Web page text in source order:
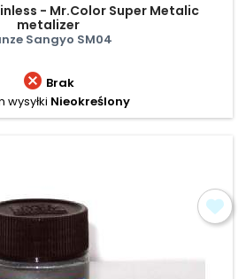
- Mr.Color Super Metalic
metalizer
Sangyo SM04
 Brak
wysyłki Nieokreślony